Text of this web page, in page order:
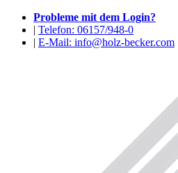
Probleme mit dem Login?
| Telefon: 06157/948-0
| E-Mail: info@holz-becker.com